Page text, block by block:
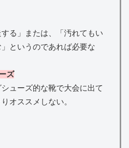
する」または、「汚れてもい
というのであれば必要な
ズ
ューズ的な靴で大会に出て
オススメしない。